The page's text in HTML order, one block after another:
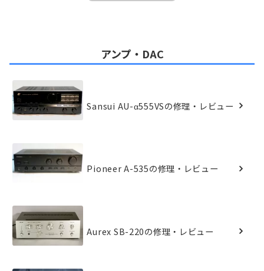
アンプ・DAC
Sansui AU-α555VSの修理・レビュー
Pioneer A-535の修理・レビュー
Aurex SB-220の修理・レビュー